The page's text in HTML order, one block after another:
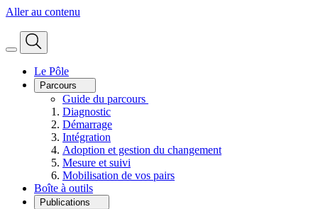
Aller au contenu
Le Pôle
Parcours
Guide du parcours
Diagnostic
Démarrage
Intégration
Adoption et gestion du changement
Mesure et suivi
Mobilisation de vos pairs
Boîte à outils
Publications